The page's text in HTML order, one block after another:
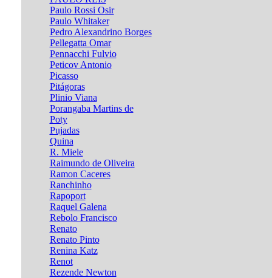
Paulo Rossi Osir
Paulo Whitaker
Pedro Alexandrino Borges
Pellegatta Omar
Pennacchi Fulvio
Peticov Antonio
Picasso
Pitágoras
Plinio Viana
Porangaba Martins de
Poty
Pujadas
Quina
R. Miele
Raimundo de Oliveira
Ramon Caceres
Ranchinho
Rapoport
Raquel Galena
Rebolo Francisco
Renato
Renato Pinto
Renina Katz
Renot
Rezende Newton